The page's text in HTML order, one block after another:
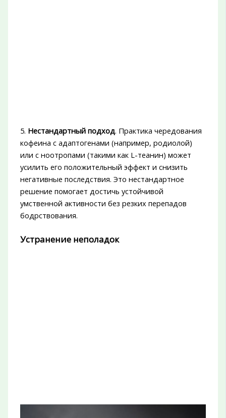
5. Нестандартный подход. Практика чередования
кофеина с адаптогенами (например, родиолой)
или с ноотропами (такими как L-теанин) может
усилить его положительный эффект и снизить
негативные последствия. Это нестандартное
решение помогает достичь устойчивой
умственной активности без резких перепадов
бодрствования.
Устранение неполадок